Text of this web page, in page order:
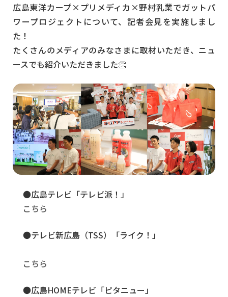
広島東洋カープ×プリメディカ×野村乳業でガットパ
ワープロジェクトについて、記者会見を実施しまし
た！
たくさんのメディアのみなさまに取材いただき、ニュ
ースでも紹介いただきました👏
●広島テレビ「テレビ派！」
こちら
●テレビ新広島（TSS）「ライク！」
こちら
●広島HOMEテレビ「ピタニュー」